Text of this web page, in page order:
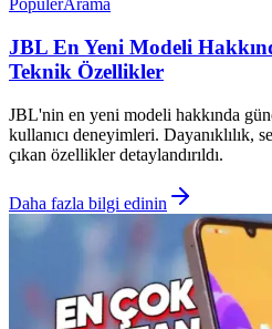
PopülerArama
JBL En Yeni Modeli
Teknik Özellikler
JBL'nin en yeni modeli hakkında
kullanıcı deneyimleri. Dayanıklılık,
çıkan özellikler detaylandırıldı.
Daha fazla bilgi edinin